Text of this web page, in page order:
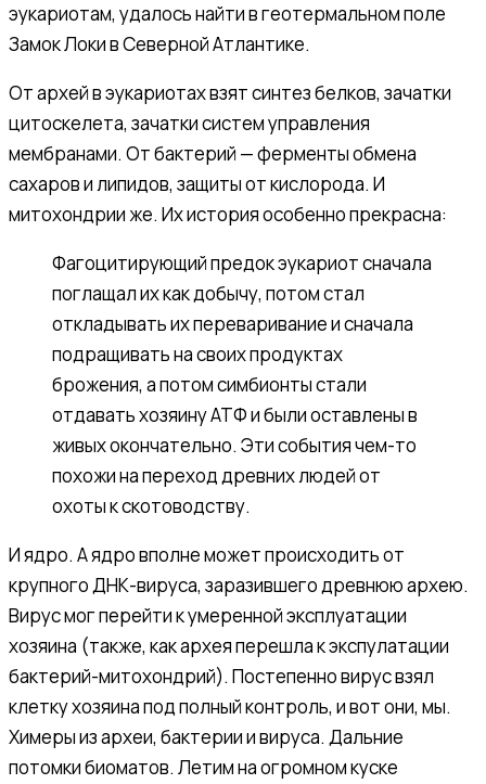
эукариотам, удалось найти в геотермальном поле
Замок Локи в Северной Атлантике.
От архей в эукариотах взят синтез белков, зачатки
цитоскелета, зачатки систем управления
мембранами. От бактерий — ферменты обмена
сахаров и липидов, защиты от кислорода. И
митохондрии же. Их история особенно прекрасна:
Фагоцитирующий предок эукариот сначала
поглащал их как добычу, потом стал
откладывать их переваривание и сначала
подращивать на своих продуктах
брожения, а потом симбионты стали
отдавать хозяину АТФ и были оставлены в
живых окончательно. Эти события чем-то
похожи на переход древних людей от
охоты к скотоводству.
И ядро. А ядро вполне может происходить от
крупного ДНК-вируса, заразившего древнюю архею.
Вирус мог перейти к умеренной эксплуатации
хозяина (также, как архея перешла к экспулатации
бактерий-митохондрий). Постепенно вирус взял
клетку хозяина под полный контроль, и вот они, мы.
Химеры из археи, бактерии и вируса. Дальние
потомки биоматов. Летим на огромном куске